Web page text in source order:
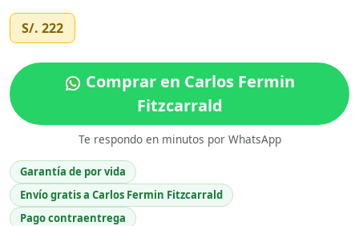
S/. 222
Comprar en Carlos Fermin
Fitzcarrald
Te respondo en minutos por WhatsApp
Garantía de por vida
Envío gratis a Carlos Fermin Fitzcarrald
Pago contraentrega